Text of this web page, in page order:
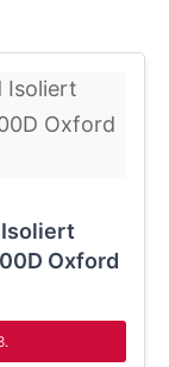
Isoliert
Oxford